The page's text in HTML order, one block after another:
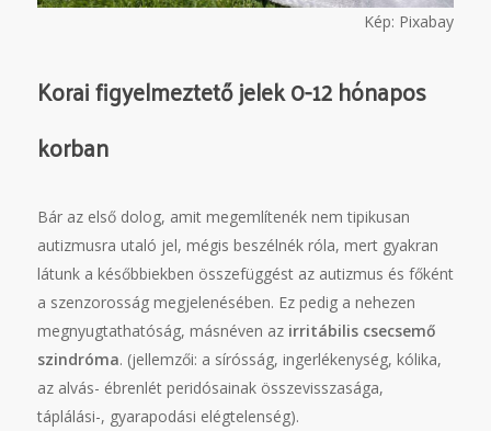
Kép: Pixabay
Korai figyelmeztető jelek 0-12 hónapos
korban
Bár az első dolog, amit megemlítenék nem tipikusan
autizmusra utaló jel, mégis beszélnék róla, mert gyakran
látunk a későbbiekben összefüggést az autizmus és főként
a szenzorosság megjelenésében. Ez pedig a nehezen
megnyugtathatóság, másnéven az irritábilis csecsemő
szindróma. (jellemzői: a sírósság, ingerlékenység, kólika,
az alvás- ébrenlét peridósainak összevisszasága,
táplálási-, gyarapodási elégtelenség).